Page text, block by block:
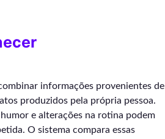
informações provenientes de
produzidos pela própria pessoa.
e alterações na rotina podem
O sistema compara essas